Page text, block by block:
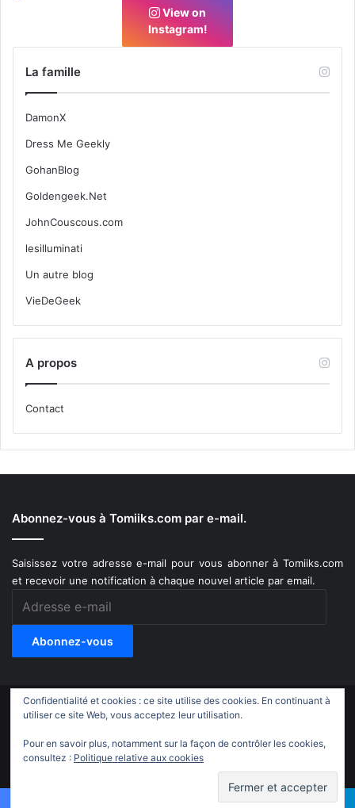
View on
Instagram!
La famille
DamonX
Dress Me Geekly
GohanBlog
Goldengeek.Net
JohnCouscous.com
lesilluminati
Un autre blog
VieDeGeek
A propos
Contact
Abonnez-vous à Tomiiks.com par e-mail.
Saisissez votre adresse e-mail pour vous abonner à Tomiiks.com
et recevoir une notification à chaque nouvel article par email.
Abonnez-vous
© Copyright 2011-2018, All Rights Reserved |
X YouTubeInstagram
TwitchTikTok
Confidentialité et cookies : ce site utilise des cookies. En continuant à
utiliser ce site Web, vous acceptez leur utilisation.
Pour en savoir plus, notamment sur la façon de contrôler les cookies,
consultez : Politique relative aux cookies